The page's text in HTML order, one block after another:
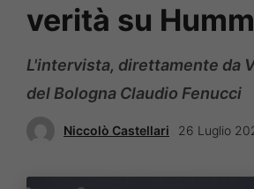
verità su
L'intervista, direttamente da
del Bologna Claudio Fenucci
Niccolò Castellari 26 Luglio